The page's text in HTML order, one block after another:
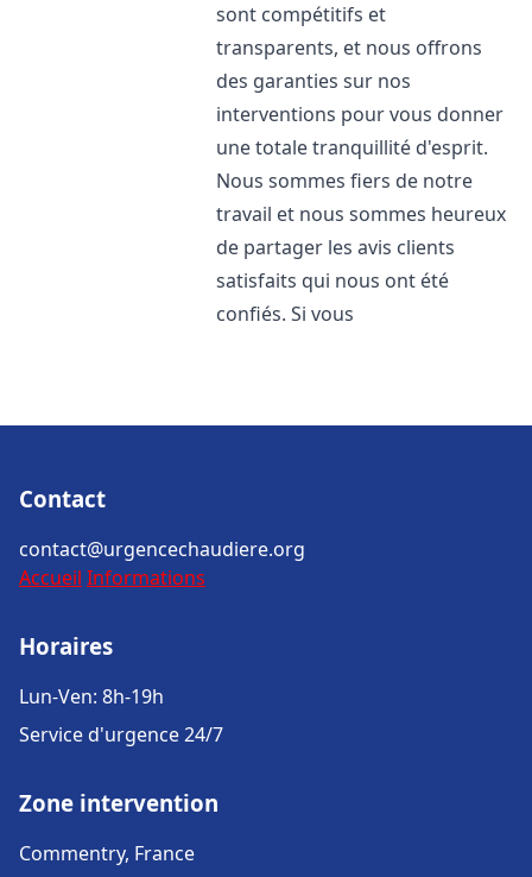
sont compétitifs et
transparents, et nous offrons
des garanties sur nos
interventions pour vous donner
une totale tranquillité d'esprit.
Nous sommes fiers de notre
travail et nous sommes heureux
de partager les avis clients
satisfaits qui nous ont été
confiés. Si vous
Contact
contact@urgencechaudiere.org
Accueil Informations
Horaires
Lun-Ven: 8h-19h
Service d'urgence 24/7
Zone intervention
Commentry, France